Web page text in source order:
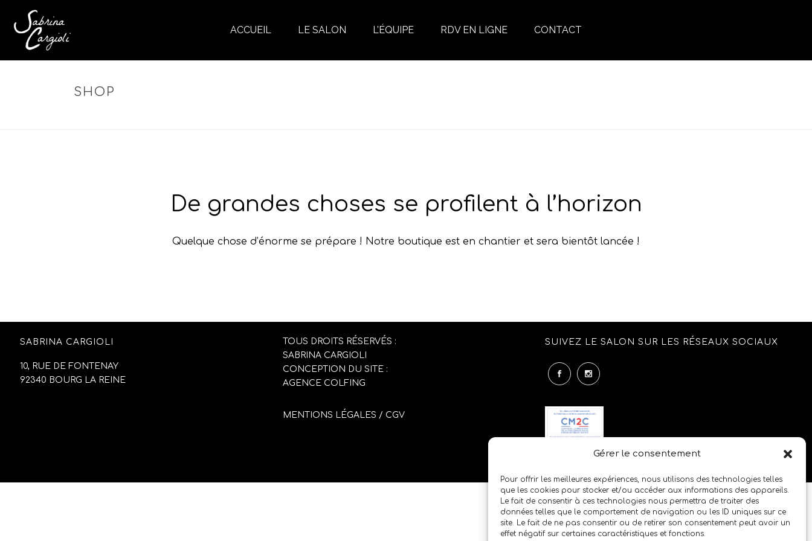
Gérer le consentement
Pour offrir les meilleures expériences, nous utilisons des technologies telles
que les cookies pour stocker et/ou accéder aux informations des appareils.
Le fait de consentir à ces technologies nous permettra de traiter des
données telles que le comportement de navigation ou les ID uniques sur ce
site. Le fait de ne pas consentir ou de retirer son consentement peut avoir un
effet négatif sur certaines caractéristiques et fonctions.
ACCUEIL LE SALON L’ÉQUIPE RDV EN LIGNE CONTACT
SHOP
De grandes choses se profilent à l’horizon
Quelque chose d’énorme se prépare ! Notre boutique est en chantier et sera bientôt lancée !
SABRINA CARGIOLI
10, RUE DE FONTENAY
92340 BOURG LA REINE
TOUS DROITS RÉSERVÉS :
SABRINA CARGIOLI
CONCEPTION DU SITE :
AGENCE COLFING
MENTIONS LÉGALES / CGV
SUIVEZ LE SALON SUR LES RÉSEAUX SOCIAUX